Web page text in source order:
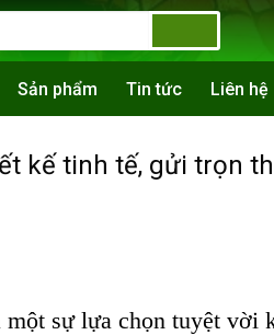
Sản phẩm Tin tức Liên hệ
kế tinh tế, gửi trọn
sự lựa chọn tuyệt vời